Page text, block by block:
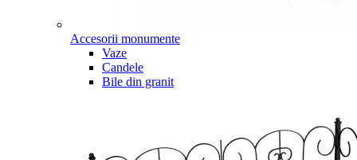
Accesorii monumente
Vaze
Candele
Bile din granit